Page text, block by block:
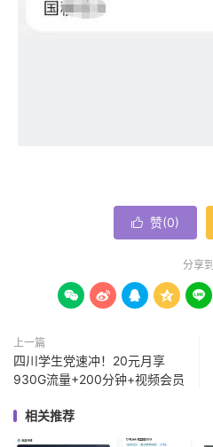
 赞(0)
分享到
    
上一篇
四川学生党速冲！20元月享
930G流量+200分钟+视频会员
相关推荐